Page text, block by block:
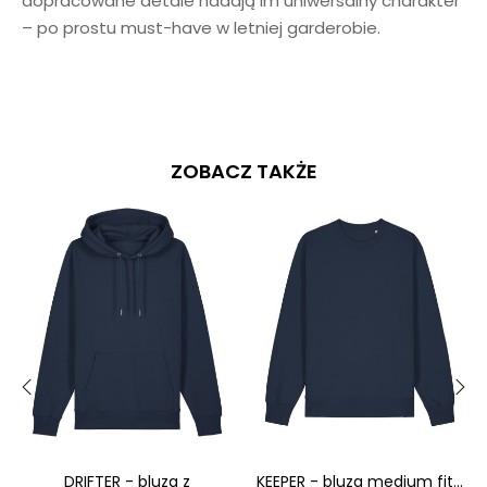
– po prostu must-have w letniej garderobie.
ZOBACZ TAKŻE
DRIFTER - bluza z KEEPER - bluza medium fit...